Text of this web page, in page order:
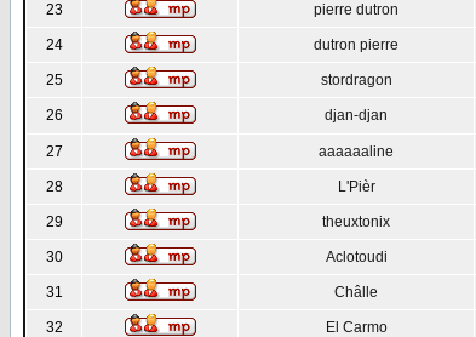
23 pierre dutron
24 dutron pierre
25 stordragon
26 djan-djan
27 aaaaaaline
28 L'Pièr
29 theuxtonix
30 Aclotoudi
31 Châlle
32 El Carmo